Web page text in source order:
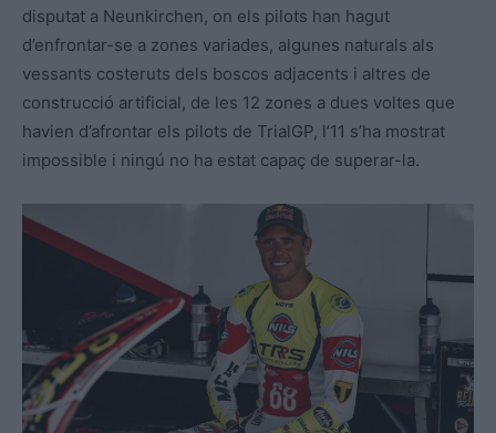
disputat a Neunkirchen, on els pilots han hagut
d’enfrontar-se a zones variades, algunes naturals als
vessants costeruts dels boscos adjacents i altres de
construcció artificial, de les 12 zones a dues voltes que
havien d’afrontar els pilots de TrialGP, l’11 s’ha mostrat
impossible i ningú no ha estat capaç de superar-la.